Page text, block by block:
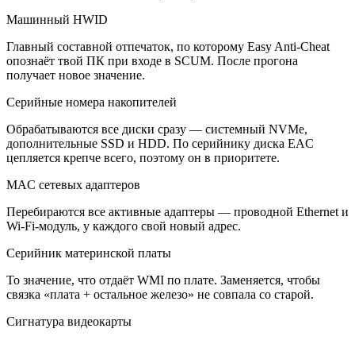
Машинный HWID
Главный составной отпечаток, по которому Easy Anti-Cheat
опознаёт твой ПК при входе в SCUM. После прогона
получает новое значение.
Серийные номера накопителей
Обрабатываются все диски сразу — системный NVMe,
дополнительные SSD и HDD. По серийнику диска EAC
цепляется крепче всего, поэтому он в приоритете.
MAC сетевых адаптеров
Перебираются все активные адаптеры — проводной Ethernet и
Wi-Fi-модуль, у каждого свой новый адрес.
Серийник материнской платы
То значение, что отдаёт WMI по плате. Заменяется, чтобы
связка «плата + остальное железо» не совпала со старой.
Сигнатура видеокарты